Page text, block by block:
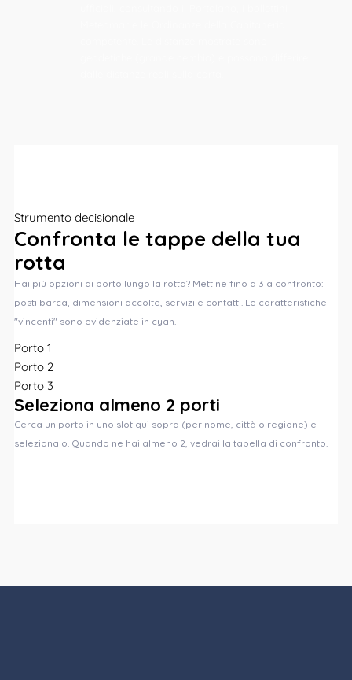
Strumento decisionale
Confronta le tappe della tua
rotta
Hai più opzioni di porto lungo la rotta? Mettine fino a 3 a confronto:
posti barca, dimensioni accolte, servizi e contatti. Le caratteristiche
"vincenti" sono evidenziate in cyan.
Porto 1
Porto 2
Porto 3
Seleziona almeno 2 porti
Cerca un porto in uno slot qui sopra (per nome, città o regione) e
selezionalo. Quando ne hai almeno 2, vedrai la tabella di confronto.